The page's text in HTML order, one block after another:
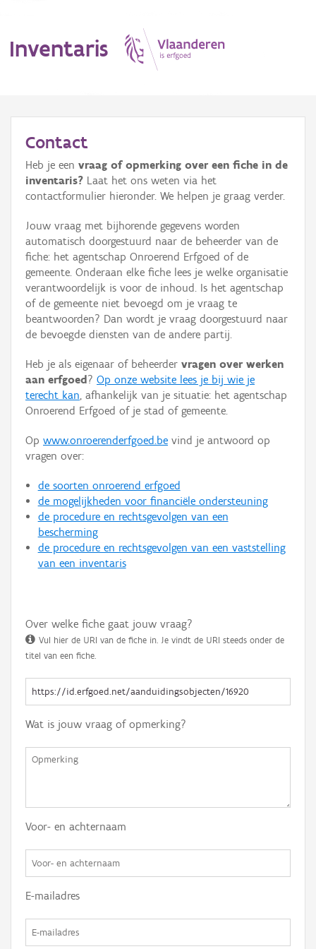
Inventaris
Erfgoedobject
Aanduidingsobject
Waarneming
Thema
Gebeurtenis
Persoon of collectief
Hergebruik
Aanmelden
Contact
Heb je een vraag of opmerking over een fiche in de
inventaris? Laat het ons weten via het
contactformulier hieronder. We helpen je graag verder.
Jouw vraag met bijhorende gegevens worden
automatisch doorgestuurd naar de beheerder van de
fiche: het agentschap Onroerend Erfgoed of de
gemeente. Onderaan elke fiche lees je welke organisatie
verantwoordelijk is voor de inhoud. Is het agentschap
of de gemeente niet bevoegd om je vraag te
beantwoorden? Dan wordt je vraag doorgestuurd naar
de bevoegde diensten van de andere partij.
Heb je als eigenaar of beheerder vragen over werken
aan erfgoed ? Op onze website lees je bij wie je
terecht kan, afhankelijk van je situatie: het agentschap
Onroerend Erfgoed of je stad of gemeente.
Op www.onroerenderfgoed.be vind je antwoord op
vragen over:
de soorten onroerend erfgoed
de mogelijkheden voor financiële ondersteuning
de procedure en rechtsgevolgen van een
bescherming
de procedure en rechtsgevolgen van een vaststelling
van een inventaris
Over welke fiche gaat jouw vraag?
Vul hier de URI van de fiche in. Je vindt de URI steeds onder de
titel van een fiche.
Wat is jouw vraag of opmerking?
Voor- en achternaam
E-mailadres